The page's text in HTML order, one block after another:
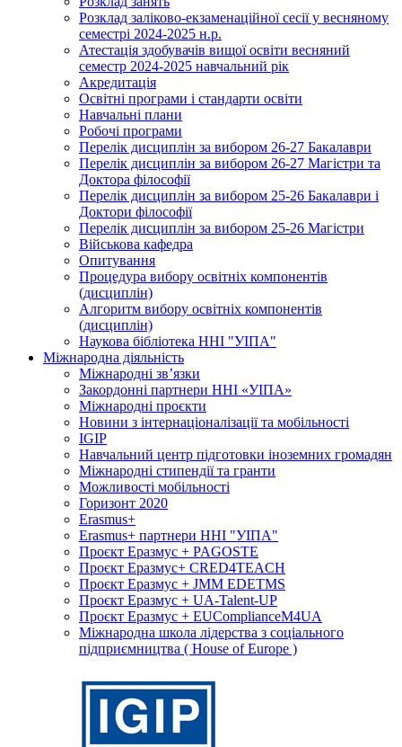
Розклад заліково-екзаменаційної сесії у весняному
семестрі 2024-2025 н.р.
Атестація здобувачів вищої освіти весняний
семестр 2024-2025 навчальний рік
Акредитація
Освітні програми і стандарти освіти
Навчальні плани
Робочі програми
Перелік дисциплін за вибором 26-27 Бакалаври
Перелік дисциплін за вибором 26-27 Магістри та
Доктора філософії
Перелік дисциплін за вибором 25-26 Бакалаври і
Доктори філософії
Перелік дисциплін за вибором 25-26 Магістри
Військова кафедра
Опитування
Процедура вибору освітніх компонентів
(дисциплін)
Алгоритм вибору освітніх компонентів
(дисциплін)
Наукова бібліотека ННІ "УІПА"
Міжнародна діяльність
Міжнародні зв’язки
Закордонні партнери ННІ «УІПА»
Міжнародні проєкти
Новини з інтернаціоналізації та мобільності
IGIP
Навчальний центр підготовки іноземних громадян
Міжнародні стипендії та гранти
Можливості мобільності
Горизонт 2020
Erasmus+
Erasmus+ партнери ННІ "УІПА"
Проєкт Еразмус + PAGOSTE
Проєкт Еразмус+ CRED4TEACH
Проєкт Еразмус + JMM EDETMS
Проєкт Еразмус + UA-Talent-UP
Проєкт Еразмус + EUComplianceM4UA
Міжнародна школа лідерства з соціального
підприємництва ( House of Europe )